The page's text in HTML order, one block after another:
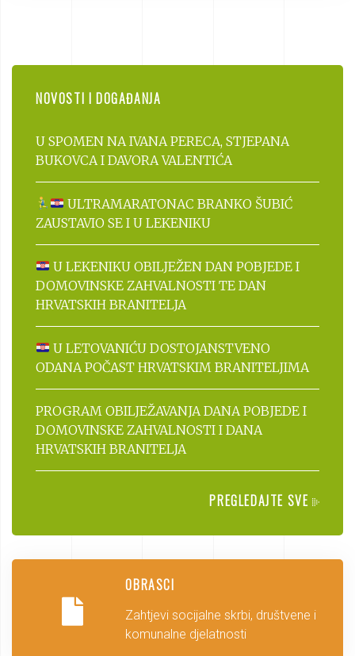
NOVOSTI I DOGAĐANJA
U SPOMEN NA IVANA PERECA, STJEPANA
BUKOVCA I DAVORA VALENTIĆA
ULTRAMARATONAC BRANKO ŠUBIĆ
ZAUSTAVIO SE I U LEKENIKU
U LEKENIKU OBILJEŽEN DAN POBJEDE I
DOMOVINSKE ZAHVALNOSTI TE DAN
HRVATSKIH BRANITELJA
U LETOVANIĆU DOSTOJANSTVENO
ODANA POČAST HRVATSKIM BRANITELJIMA
PROGRAM OBILJEŽAVANJA DANA POBJEDE I
DOMOVINSKE ZAHVALNOSTI I DANA
HRVATSKIH BRANITELJA
PREGLEDAJTE SVE
OBRASCI
Zahtjevi socijalne skrbi, društvene i
komunalne djelatnosti